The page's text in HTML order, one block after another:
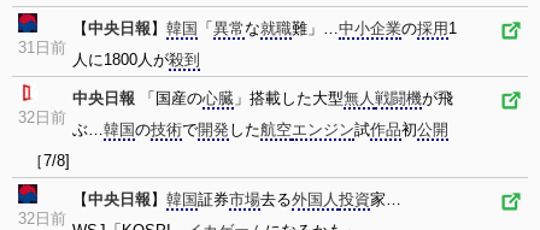
31日前
【中央日報 】 韓国 「 異常な就職難」…中小企業の採用 1
人に1800人が殺到
32日前
中央日報 「国産の心臓 」搭載した大型無人戦闘機が飛
ぶ…韓国の技術で開発 した航空エンジン試作品初公開
［7/8]
32日前
【中央日報 】 韓国証券市場去る外国人投資家…